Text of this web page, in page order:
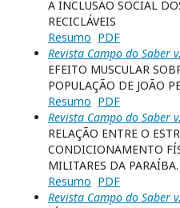
A INCLUSÃO SOCIAL
RECICLÁVEIS
Resumo PDF
Revista Campo do Saber
EFEITO MUSCULAR
POPULAÇÃO DE JOÃO
Resumo PDF
Revista Campo do Saber
RELAÇÃO ENTRE O
CONDICIONAMENTO
MILITARES DA PARAÍBA.
Resumo PDF
Revista Campo do Saber